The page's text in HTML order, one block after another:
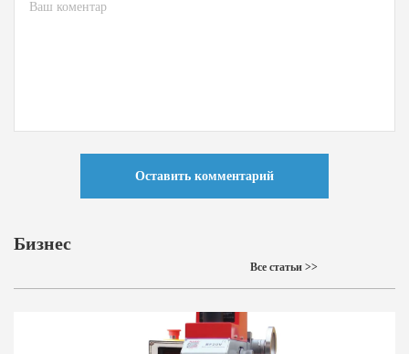
Оставить комментарий
Бизнес
Все статьи >>